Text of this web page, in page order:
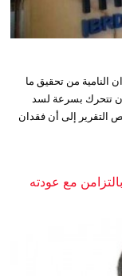
النامية من تحقيق ما
تتحرك بسرعة لسد
التقرير إلى أن فقدان
مع عودته